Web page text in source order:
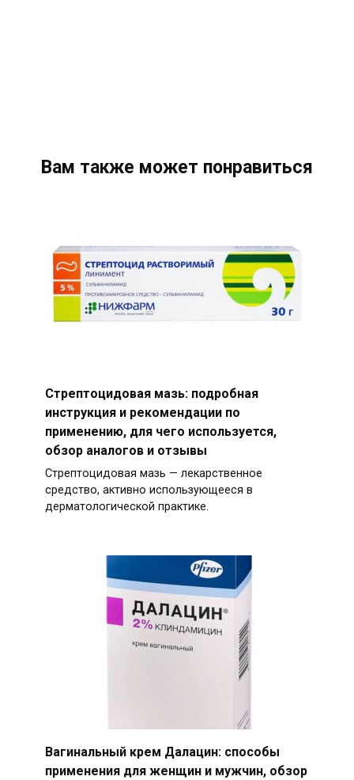
Вам также может понравиться
Стрептоцидовая мазь: подробная
инструкция и рекомендации по
применению, для чего используется,
обзор аналогов и отзывы
Стрептоцидовая мазь — лекарственное
средство, активно использующееся в
дерматологической практике.
Вагинальный крем Далацин: способы
применения для женщин и мужчин, обзор